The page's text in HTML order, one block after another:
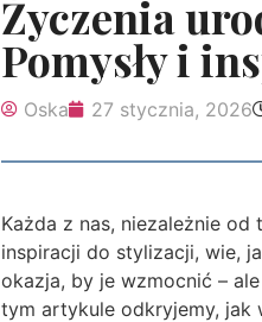
Życzenia
Pomysły i
Oska 27 stycznia, 2026
Każda z nas, niezależnie
inspiracji do stylizacji, wie,
okazja, by je wzmocnić –
tym artykule odkryjemy, jak